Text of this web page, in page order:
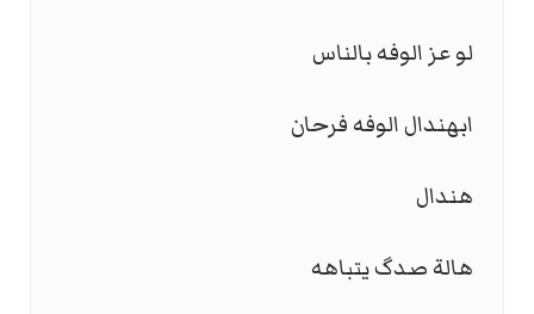
لو عز الوفه بالناس
ابهندال الوفه فرحان
هندال
هالة صدگ يتباهه